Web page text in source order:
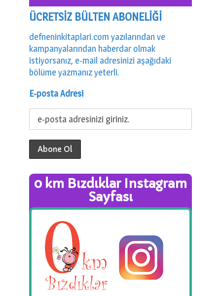
ÜCRETSİZ BÜLTEN ABONELİĞİ
defneninkitaplari.com yazılarından ve
kampanyalarından haberdar olmak
istiyorsanız, e-mail adresinizi aşağıdaki
bölüme yazmanız yeterli.
E-posta Adresi
0 km Bızdıklar Instagram
Sayfası